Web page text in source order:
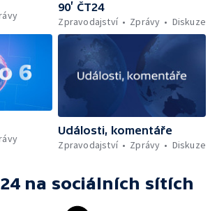
90’ ČT24
Zpravodajství
Zprávy Diskuze
Události, komentáře
Zpravodajství
Zprávy Diskuze
na sociálních sítích